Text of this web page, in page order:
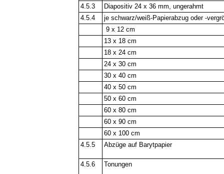
4.5.3
Diapositiv 24 x 36 mm, ungerahmt
4.5.4
je schwarz/weiß-Papierabzug oder -
9 x 12 cm
13 x 18 cm
18 x 24 cm
24 x 30 cm
30 x 40 cm
40 x 50 cm
50 x 60 cm
60 x 80 cm
60 x 90 cm
60 x 100 cm
4.5.5
Abzüge auf Barytpapier
4.5.6 Tonungen